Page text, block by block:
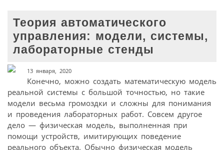
Теория автоматического
управления: модели, системы,
лабораторные стенды
13 января, 2020
Конечно, можно создать математическую модель
реальной системы с большой точностью, но такие
модели весьма громоздки и сложны для понимания
и проведения лабораторных работ. Совсем другое
дело — физическая модель, выполненная при
помощи устройств, имитирующих поведение
реального объекта. Обычно физическая модель